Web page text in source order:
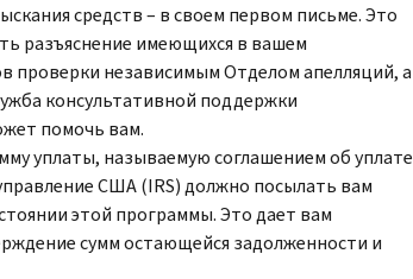
средств – в своем первом письме. Это
разъяснение имеющихся в вашем
проверки независимым Отделом апелляций, а
консультативной поддержки
помочь вам.
уплаты, называемую соглашением об уплате
США (IRS) должно посылать вам
этой программы. Это дает вам
сумм остающейся задолженности и